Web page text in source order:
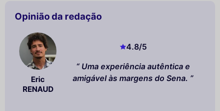
Opinião da redação
Eric
RENAUD
4.8/5
Uma experiência autêntica e
amigável às margens do Sena.